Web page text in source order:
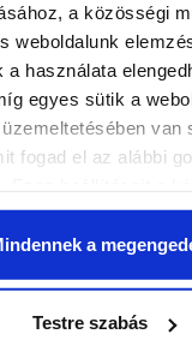
a közösségi
weboldalunk
a használata
egyes sütik a
van
fogad el az alábbi
részletekről
a
Testre szabás
pár kattintással és
!
leginkább